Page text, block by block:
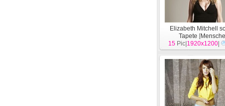
Elizabeth Mitchell
Tapete [
15 Pic| 1920x1200